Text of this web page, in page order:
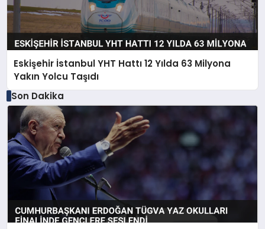
Eskişehir İstanbul YHT Hattı 12 Yılda 63 Milyona
Yakın Yolcu Taşıdı
Son Dakika